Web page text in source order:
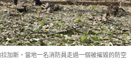
加斯，當地一名消防員走過一個被摧毀的防空